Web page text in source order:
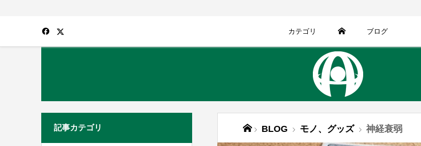
カテゴリ ブログ
BLOG モノ、グッズ 神経衰弱
記事カテゴリ